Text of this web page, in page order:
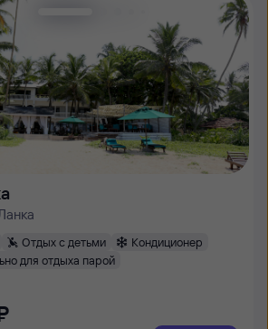
Отдых с детьми
Кондиционер
для отдыха парой